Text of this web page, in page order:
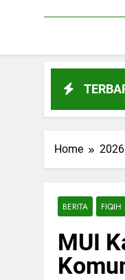
Rakor Korwil V
Juli 28, 2026
Home 2026
BERITA FIQIH
MUI